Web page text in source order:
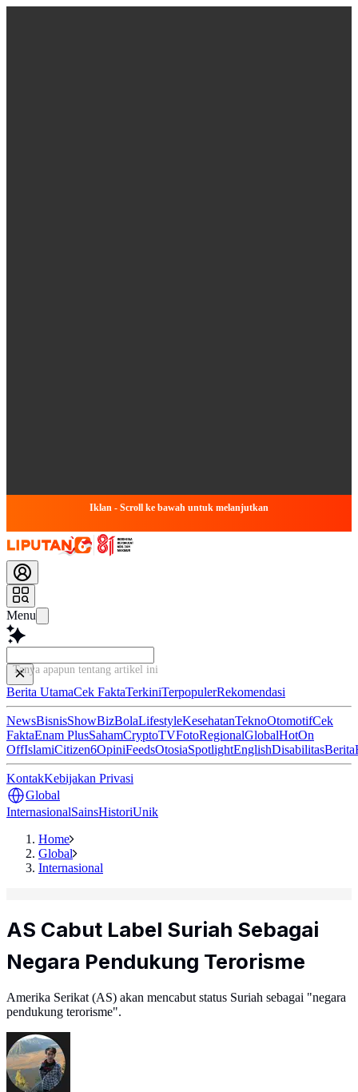
Iklan - Scroll ke bawah untuk melanjutkan
Menu
Tanya apapun tentang artikel ini.
Berita UtamaCek FaktaTerkiniTerpopulerRekomendasi
NewsBisnisShowBizBolaLifestyleKesehatanTeknoOtomotifCek
FaktaEnam PlusSahamCryptoTVFotoRegionalGlobalHotOn
OffIslamiCitizen6OpiniFeedsOtosiaSpotlightEnglishDisabilitasBerita
KontakKebijakan Privasi
Global
InternasionalSainsHistoriUnik
Home
Global
Internasional
AS Cabut Label Suriah Sebagai
Negara Pendukung Terorisme
Amerika Serikat (AS) akan mencabut status Suriah sebagai "negara
pendukung terorisme".